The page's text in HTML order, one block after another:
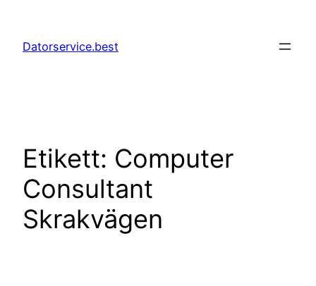
innehåll
Datorservice.best
Etikett: Computer
Consultant
Skrakvägen